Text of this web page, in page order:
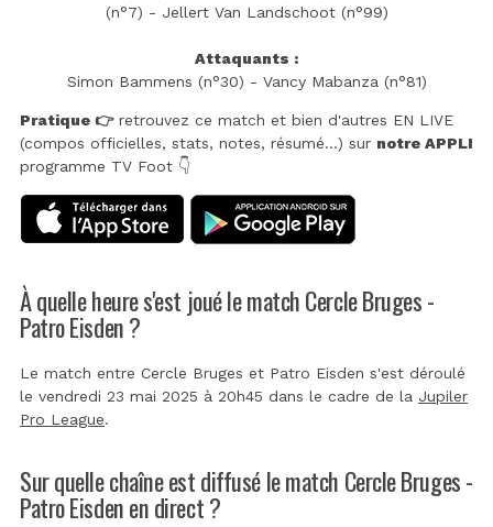
(n°7) - Jellert Van Landschoot (n°99)
Attaquants :
Simon Bammens (n°30) - Vancy Mabanza (n°81)
Pratique 👉retrouvez ce match et bien d'autres EN LIVE
(compos officielles, stats, notes, résumé...) sur notre APPLI
programme TV Foot 👇
À quelle heure s'est joué le match Cercle Bruges -
Patro Eisden ?
Le match entre Cercle Bruges et Patro Eisden s'est déroulé
le vendredi 23 mai 2025 à 20h45 dans le cadre de la Jupiler
Pro League.
Sur quelle chaîne est diffusé le match Cercle Bruges -
Patro Eisden en direct ?